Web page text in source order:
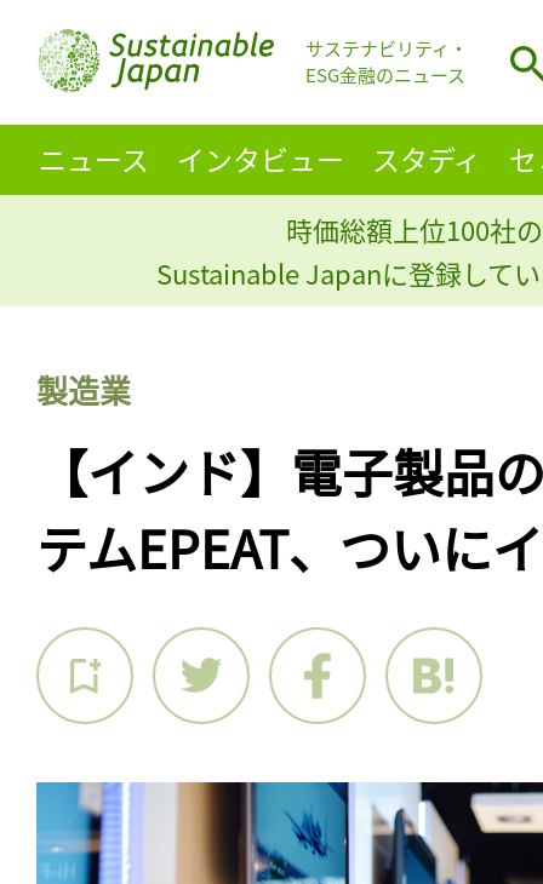
サステナビリティ・
ESG金融のニュース
ニュース インタビュー スタディ
時価総額上位100社
Sustainable Japanに登録して
製造業
【インド】電子製品
テムEPEAT、ついに